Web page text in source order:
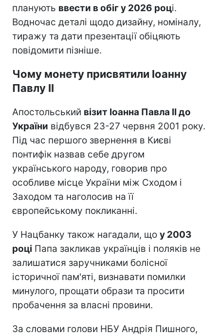
планують ввести в обіг у 2026 році.
Водночас деталі щодо дизайну, номіналу,
тиражу та дати презентації обіцяють
повідомити пізніше.
Чому монету присвятили Іоанну
Павлу II
Апостольський візит Іоанна Павла II до
України відбувся 23-27 червня 2001 року.
Під час першого звернення в Києві
понтифік назвав себе другом
українського народу, говорив про
особливе місце України між Сходом і
Заходом та наголосив на її
європейському покликанні.
У Нацбанку також нагадали, що у 2003
році Папа закликав українців і поляків не
залишатися заручниками болісної
історичної пам'яті, визнавати помилки
минулого, прощати образи та просити
пробачення за власні провини.
За словами голови НБУ Андрія Пишного,